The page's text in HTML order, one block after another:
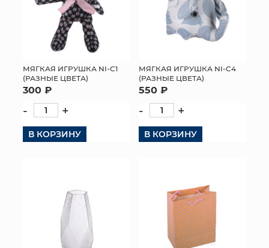
МЯГКАЯ ИГРУШКА NI-C1
(РАЗНЫЕ ЦВЕТА)
300 ₽
- +
В КОРЗИНУ
МЯГКАЯ ИГРУШКА NI-C4
(РАЗНЫЕ ЦВЕТА)
550 ₽
- +
В КОРЗИНУ